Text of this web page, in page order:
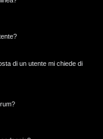
di un utente mi chiede di